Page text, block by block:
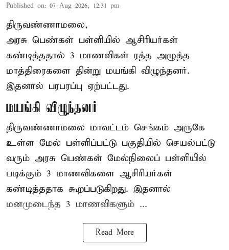
Published on: 07 Aug 2026, 12:31 pm
திருவண்ணாமலை,
அரசு பெண்கள் பள்ளியில் ஆசிரியர்கள்
கண்டித்ததால் 3 மாணவிகள் ரத்த அழுத்த
மாத்திரைகளை தின்று மயங்கி விழுந்தனர்.
இதனால் பரபரப்பு ஏற்பட்டது.
மயங்கி விழுந்தனர்
திருவண்ணாமலை மாவட்டம் செங்கம் அருகே
உள்ள மேல் பள்ளிப்பட்டு பகுதியில் செயல்பட்டு
வரும் அரசு பெண்கள் மேல்நிலைப் பள்ளியில்
படிக்கும் 3 மாணவிகளை ஆசிரியர்கள்
கண்டித்ததாக கூறப்படுகிறது. இதனால்
மனமுடைந்த 3 மாணவிகளும் ...
Read More